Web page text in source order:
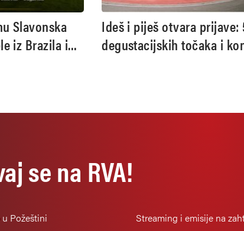
Slavonska
iz Brazila i
Ideš i piješ otvara prijave:
degustacijskih točaka i
se na RVA!
Požeštini
Streaming i emisije na